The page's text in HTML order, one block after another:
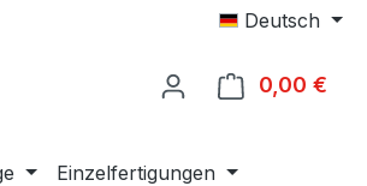
Deutsch
0,00 €
Einzelfertigungen